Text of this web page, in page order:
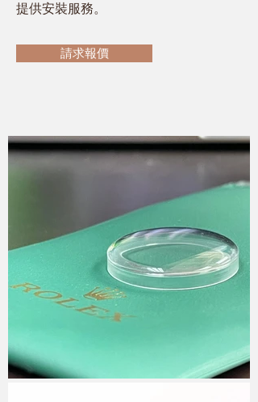
提供安裝服務。
請求報價